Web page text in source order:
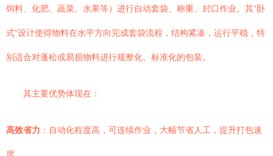
饲料、化肥、蔬菜、水果等）进行自动套袋、称重、封口作业。其“卧
式”设计使得物料在水平方向完成套袋流程，结构紧凑，运行平稳，特
别适合对蓬松或易损物料进行规整化、标准化的包装。
其主要优势体现在：
高效省力 ：自动化程度高，可连续作业，大幅节省人工，提升打包速